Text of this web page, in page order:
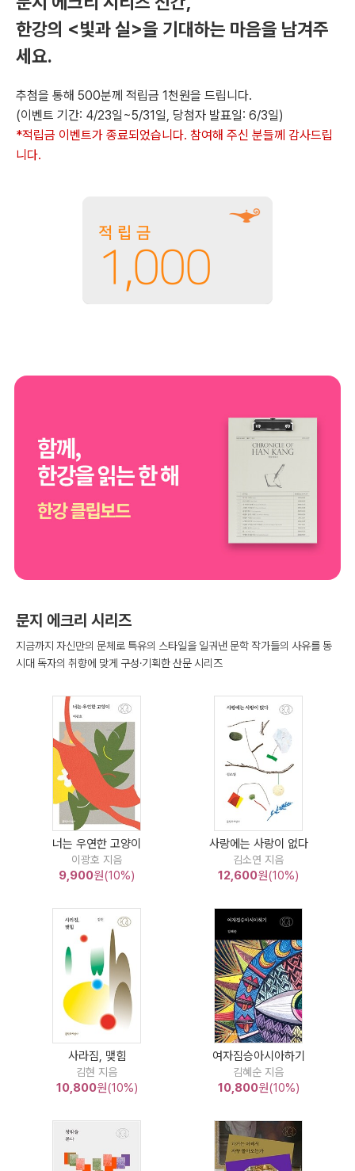
한강의 <빛과 실>을 기대하는 마음을 남겨주
세요.
추첨을 통해 500분께 적립금 1천원을 드립니다.
(이벤트 기간: 4/23일~5/31일, 당첨자 발표일: 6/3일)
*적립금 이벤트가 종료되었습니다. 참여해 주신 분들께 감사드립
니다.
적립금
1,000
문지 에크리 시리즈
지금까지 자신만의 문체로 특유의 스타일을 일궈낸 문학 작가들의 사유를 동
시대 독자의 취향에 맞게 구성·기획한 산문 시리즈
너는 우연한 고양이
이광호 지음
9,900원(10%)
사랑에는 사랑이 없다
김소연 지음
12,600원(10%)
사라짐, 맺힘
김현 지음
10,800원(10%)
여자짐승아시아하기
김혜순 지음
10,800원(10%)